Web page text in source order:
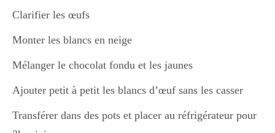
apéro
Halloween
Clarifier les œufs
Monter les blancs en neige
Mélanger le chocolat fondu et les jaunes
Ajouter petit à petit les blancs d’œuf sans les casser
Transférer dans des pots et placer au réfrigérateur pour